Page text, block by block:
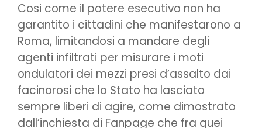
Cosi come il potere esecutivo non ha
garantito i cittadini che manifestarono a
Roma, limitandosi a mandare degli
agenti infiltrati per misurare i moti
ondulatori dei mezzi presi d’assalto dai
facinorosi che lo Stato ha lasciato
sempre liberi di agire, come dimostrato
dall’inchiesta di Fanpage che fra quei